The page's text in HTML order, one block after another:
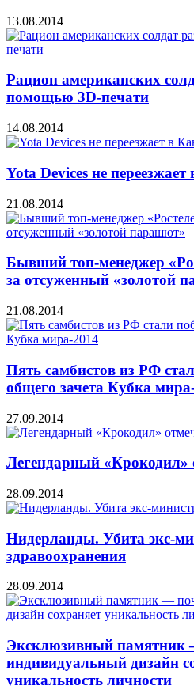
13.08.2014
Рацион американских
помощью 3D-печати
14.08.2014
Yota Devices не
21.08.2014
Бывший топ-менеджер
за отсуженный «золотой
21.08.2014
Пять самбистов из РФ
общего зачета Кубка
27.09.2014
Легендарный «Крокодил»
28.09.2014
Нидерланды. Убита экс-
здравоохранения
28.09.2014
Эксклюзивный памятник
индивидуальный дизайн
уникальность личности